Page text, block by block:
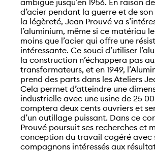
d’acier pendant la guerre et de
la légèreté, Jean Prouvé va
l’aluminium, même si ce matériau
moins que l’acier qui offre une
intéressante. Ce souci d’utiliser
la construction n’échappera pas
transformateurs, et en 1949,
prend des parts dans les Ateliers
Cela permet d’atteindre une
industrielle avec une usine de 25
comptera deux cents ouvriers et
d’un outillage puissant. Dans ce
Prouvé poursuit ses recherches et
conception du travail cogéré avec
compagnons intéressés aux